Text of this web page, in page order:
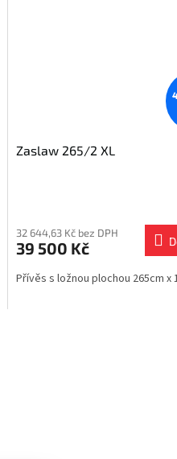
Zaslaw 265/2 XL
32 644,63 Kč bez DPH
39 500 Kč
Přívěs s ložnou plochou 265cm x